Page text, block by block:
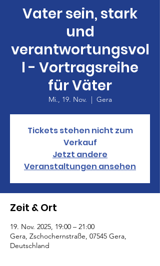
Vater sein, stark
und
verantwortungsvol
l - Vortragsreihe
für Väter
Mi., 19. Nov.
  |
Gera
Tickets stehen nicht zum
Verkauf
Jetzt andere
Veranstaltungen ansehen
Zeit & Ort
19. Nov. 2025, 19:00 – 21:00
Gera, Zschochernstraße, 07545 Gera,
Deutschland